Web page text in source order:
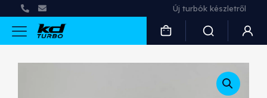
Új turbók készletről